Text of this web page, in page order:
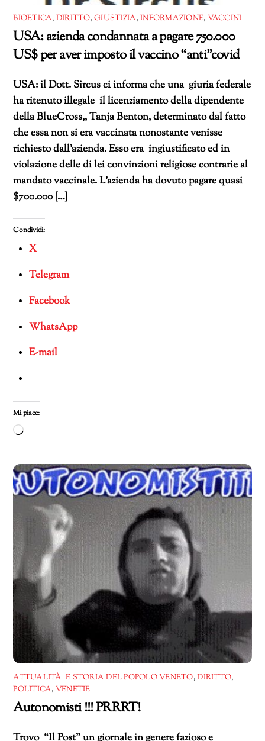
BIOETICA, DIRITTO,GIUSTIZIA,INFORMAZIONE, VACCINI
USA: azienda condannata a pagare 750.000
US$ per aver imposto il vaccino “anti”covid
USA: il Dott. Sircus ci informa che una giuria federale
ha ritenuto illegale il licenziamento della dipendente
della BlueCross,, Tanja Benton, determinato dal fatto
che essa non si era vaccinata nonostante venisse
richiesto dall’azienda. Esso era ingiustificato ed in
violazione delle di lei convinzioni religiose contrarie al
mandato vaccinale. L’azienda ha dovuto pagare quasi
$700.000 […]
Condividi:
X
Telegram
Facebook
WhatsApp
E-mail
Mi piace:
Caricamento
corso…
ATTUALITÀ E STORIA DEL POPOLO VENETO,DIRITTO,
POLITICA, VENETIE
Autonomisti !!! PRRRT!
Trovo “Il Post” un giornale in genere fazioso e